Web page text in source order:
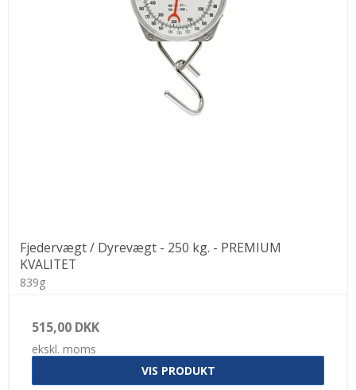
Fjedervægt / Dyrevægt - 250 kg. - PREMIUM
KVALITET
839g
515,00 DKK
ekskl. moms
VIS PRODUKT